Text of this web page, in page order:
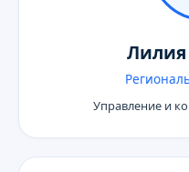
Управление и